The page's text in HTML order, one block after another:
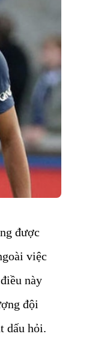
được
việc
này
đội
dấu hỏi.